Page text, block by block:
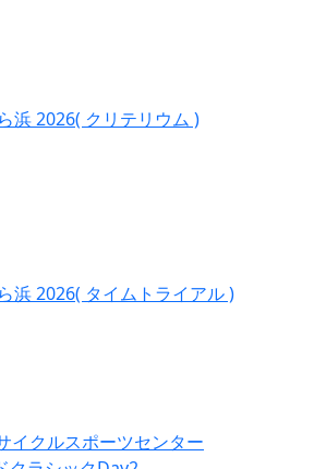
浜 2026( クリテリウム )
浜 2026( タイムトライアル )
イクルスポーツセンター